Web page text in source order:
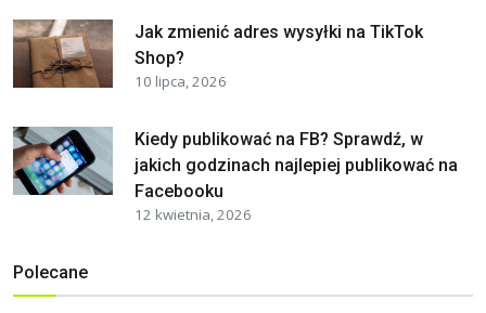
Jak zmienić adres wysyłki na TikTok
Shop?
10 lipca, 2026
Kiedy publikować na FB? Sprawdź, w
jakich godzinach najlepiej publikować na
Facebooku
12 kwietnia, 2026
Polecane